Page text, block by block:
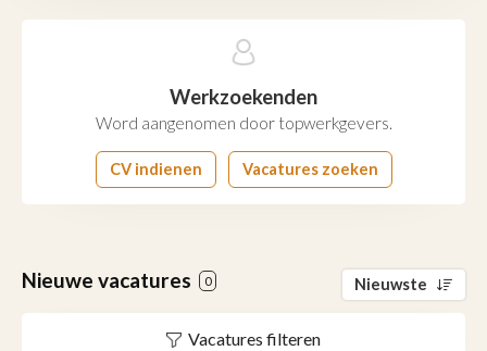
Werkzoekenden
Word aangenomen door topwerkgevers.
CV indienen Vacatures zoeken
Nieuwe vacatures 0 Nieuwste
Vacatures filteren